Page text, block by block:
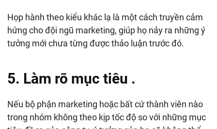
Họp hành theo kiểu khác lạ là một cách truyền cảm
hứng cho đội ngũ marketing, giúp họ nảy ra những ý
tưởng mới chưa từng được thảo luận trước đó.
5. Làm rõ mục tiêu .
Nếu bộ phận marketing hoặc bất cứ thành viên nào
trong nhóm không theo kịp tốc độ so với những mục